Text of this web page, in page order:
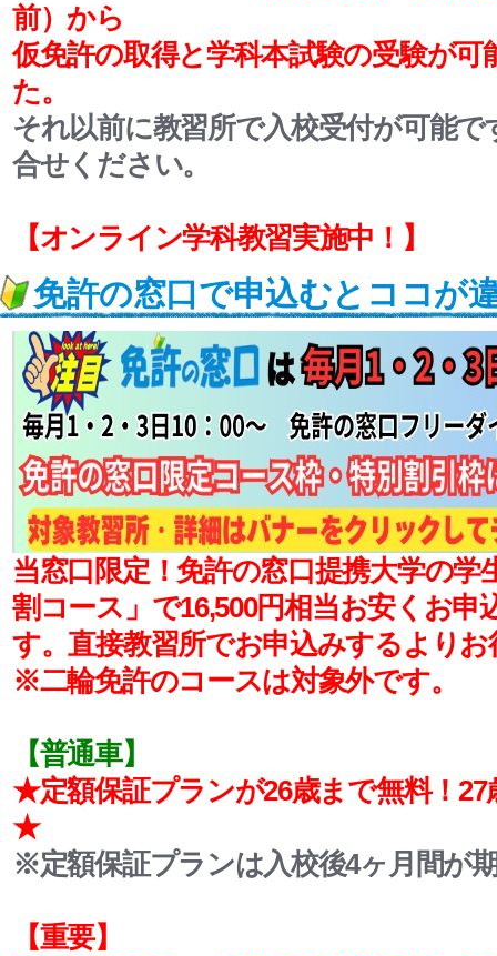
前）から
仮免許の取得と学科本試験の受験が可
た。
それ以前に教習所で入校受付が可能で
合せください。
【オンライン学科教習実施中！】
免許の窓口で申込むとココが
当窓口限定！免許の窓口提携大学の学
割コース」で16,500円相当お安くお申
す。直接教習所でお申込みするよりお
※二輪免許のコースは対象外です。
【普通車】
★定額保証プランが26歳まで無料！27
★
※定額保証プランは入校後4ヶ月間が
【重要】